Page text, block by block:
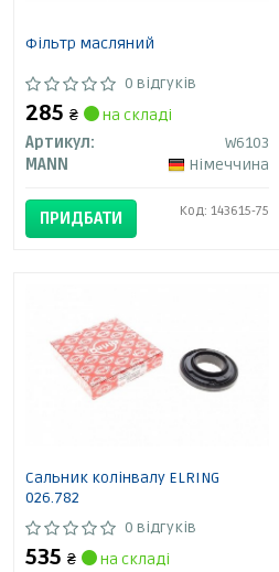
Фільтр масляний
0 відгуків
285 ₴
на складі
Артикул:
W6103
MANN
Німеччина
ПРИДБАТИ Код: 143615-75
Сальник колінвалу ELRING
026.782
0 відгуків
535 ₴
на складі